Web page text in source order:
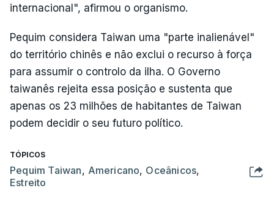
internacional", afirmou o organismo.
Pequim considera Taiwan uma "parte inalienável"
do território chinês e não exclui o recurso à força
para assumir o controlo da ilha. O Governo
taiwanês rejeita essa posição e sustenta que
apenas os 23 milhões de habitantes de Taiwan
podem decidir o seu futuro político.
TÓPICOS
Pequim Taiwan, Americano, Oceânicos,
Estreito